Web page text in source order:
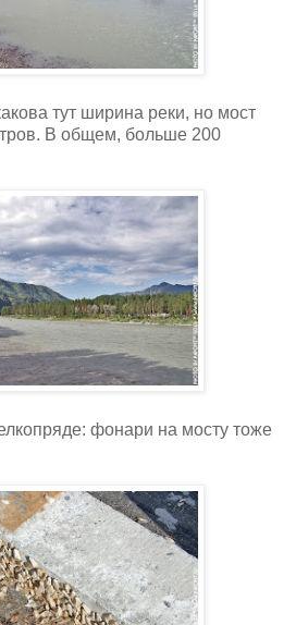
тут ширина реки, но мост
В общем, больше 200
фонари на мосту тоже